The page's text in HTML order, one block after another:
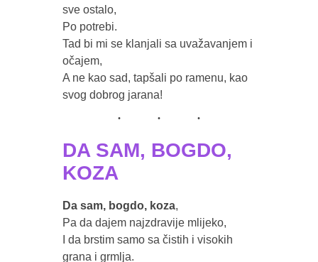
sve ostalo,
Po potrebi.
Tad bi mi se klanjali sa uvažavanjem i
očajem,
A ne kao sad, tapšali po ramenu, kao
DA SAM, BOGDO,
KOZA
Da sam, bogdo, koza,
Pa da dajem najzdravije mlijeko,
I da brstim samo sa čistih i visokih
grana i grmlja.